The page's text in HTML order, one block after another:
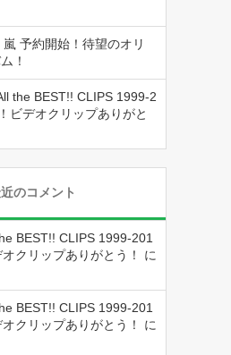
嵐 予約開始！待望のオリ
！
the BEST!! CLIPS 1999-2
ビデオクリップありがと
のコメント
BEST!! CLIPS 1999-201
クリップありがとう！
に
BEST!! CLIPS 1999-201
クリップありがとう！
に